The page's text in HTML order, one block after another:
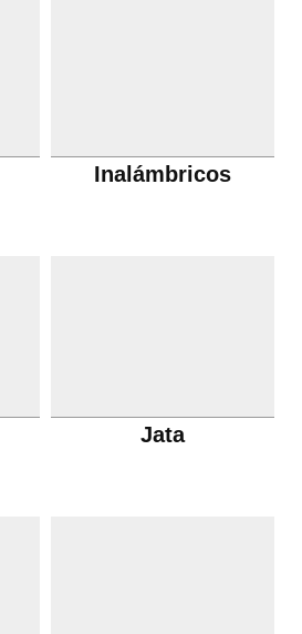
Inalámbricos
Jata